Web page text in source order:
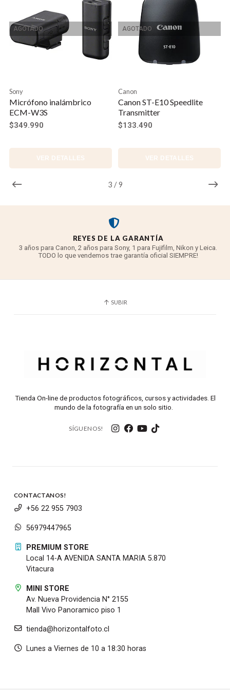
3 / 9
AGOTADO
Sony
Micrófono inalámbrico
ECM-W3S
$349.990
VER DETALLES
AGOTADO
Canon
Canon ST-E10 Speedlite
Transmitter
$133.490
VER DETALLES
REYES DE LA GARANTÍA
3 años para Canon, 2 años para Sony, 1 para Fujifilm, Nikon y Leica.
TODO lo que vendemos trae garantía oficial SIEMPRE!
SUBIR
Tienda On-line de productos fotográficos, cursos y actividades. El
mundo de la fotografía en un solo sitio.
SÍGUENOS!
CONTACTANOS!
+56 22 955 7903
56979447965
PREMIUM STORE
Local 14-A AVENIDA SANTA MARIA 5.870
Vitacura
MINI STORE
Av. Nueva Providencia N° 2155
Mall Vivo Panoramico piso 1
tienda@horizontalfoto.cl
Lunes a Viernes de 10 a 18:30 horas